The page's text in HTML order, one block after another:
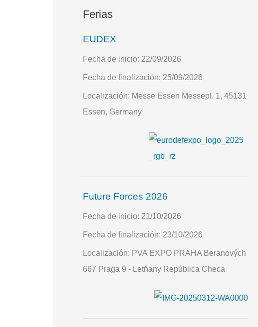
Ferias
EUDEX
Fecha de inicio: 22/09/2026
Fecha de finalización: 25/09/2026
Localización: Messe Essen Messepl. 1, 45131
Essen, Germany
Future Forces 2026
Fecha de inicio: 21/10/2026
Fecha de finalización: 23/10/2026
Localización: PVA EXPO PRAHA Beranových
667 Praga 9 - Letňany República Checa